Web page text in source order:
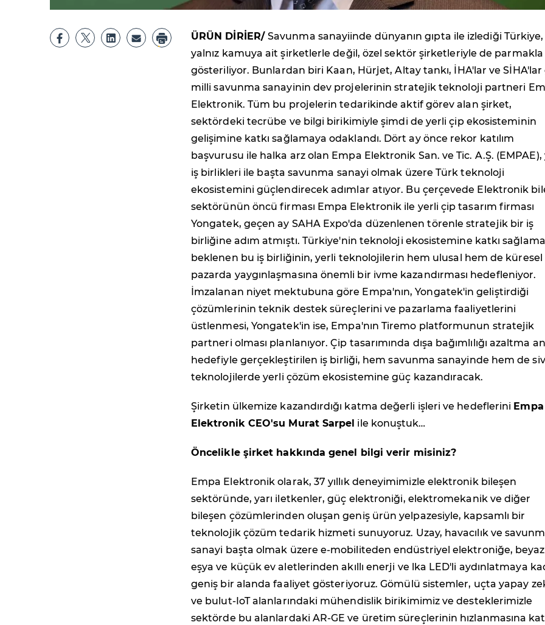
ÜRÜN DİRİER/Savunma sanayiinde dünyanın gıpta ile izlediği Türkiye,
yalnız kamuya ait şirketlerle değil, özel sektör şirketleriyle de parmakla
gösteriliyor. Bunlardan biri Kaan, Hürjet, Altay tankı, İHA'lar ve SİHA'lar
milli savunma sanayinin dev projelerinin stratejik teknoloji partneri
Elektronik. Tüm bu projelerin tedarikinde aktif görev alan şirket,
sektördeki tecrübe ve bilgi birikimiyle şimdi de yerli çip ekosisteminin
gelişimine katkı sağlamaya odaklandı. Dört ay önce rekor katılım
başvurusu ile halka arz olan Empa Elektronik San. ve Tic. A.Ş. (EMPAE),
iş birlikleri ile başta savunma sanayi olmak üzere Türk teknoloji
ekosistemini güçlendirecek adımlar atıyor. Bu çerçevede Elektronik
sektörünün öncü firması Empa Elektronik ile yerli çip tasarım firması
Yongatek, geçen ay SAHA Expo'da düzenlenen törenle stratejik bir iş
birliğine adım atmıştı. Türkiye'nin teknoloji ekosistemine katkı
beklenen bu iş birliğinin, yerli teknolojilerin hem ulusal hem de küresel
pazarda yaygınlaşmasına önemli bir ivme kazandırması hedefleniyor.
İmzalanan niyet mektubuna göre Empa'nın, Yongatek'in geliştirdiği
çözümlerinin teknik destek süreçlerini ve pazarlama faaliyetlerini
üstlenmesi, Yongatek'in ise, Empa'nın Tiremo platformunun stratejik
partneri olması planlanıyor. Çip tasarımında dışa bağımlılığı azaltma
hedefiyle gerçekleştirilen iş birliği, hem savunma sanayinde hem de
teknolojilerde yerli çözüm ekosistemine güç kazandıracak.
Şirketin ülkemize kazandırdığı katma değerli işleri ve hedeflerini Empa
Elektronik CEO'su Murat Sarpel ile konuştuk…
Öncelikle şirket hakkında genel bilgi verir misiniz?
Empa Elektronik olarak, 37 yıllık deneyimimizle elektronik bileşen
sektöründe, yarı iletkenler, güç elektroniği, elektromekanik ve diğer
bileşen çözümlerinden oluşan geniş ürün yelpazesiyle, kapsamlı bir
teknolojik çözüm tedarik hizmeti sunuyoruz. Uzay, havacılık ve
sanayi başta olmak üzere e-mobiliteden endüstriyel elektroniğe, beyaz
eşya ve küçük ev aletlerinden akıllı enerji ve lka LED'li aydınlatmaya
geniş bir alanda faaliyet gösteriyoruz. Gömülü sistemler, uçta yapay
ve bulut-IoT alanlarındaki mühendislik birikimimiz ve desteklerimizle
sektörde bu alanlardaki AR-GE ve üretim süreçlerinin hızlanmasına